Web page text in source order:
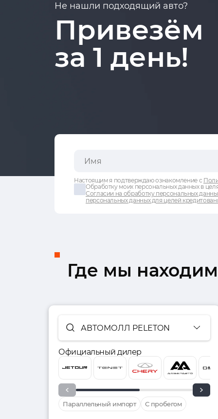
Не нашли подходящий авто?
Привезём
за 1 день!
Настоящим я подтверждаю ознакомление с
Обработку моих персональных данных в
Согласии на обработку персональных
персональных данных для целей
Где мы
АВТОМОЛЛ PELETON
Официальный дилер
Параллельный импорт С пробегом